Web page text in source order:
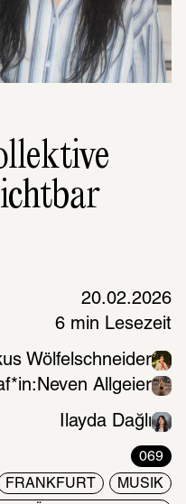
20.02.2026
6 min Lesezeit
Wölfelschneider
Neven Allgeier
Ilayda Dağlı
069
FRANKFURT MUSIK